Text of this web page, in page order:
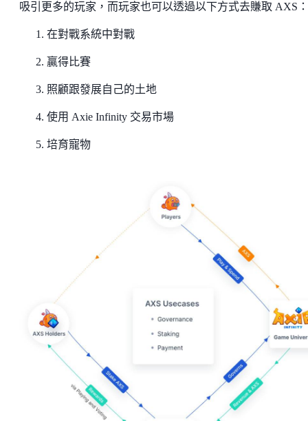
吸引更多的玩家，而玩家也可以透過以下方式去賺取 AXS：
在對戰系統中對戰
贏得比賽
照顧跟發展自己的土地
使用 Axie Infinity 交易市場
培育寵物